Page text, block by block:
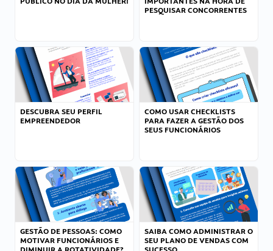
PESQUISAR CONCORRENTES
DESCUBRA SEU PERFIL
EMPREENDEDOR
COMO USAR CHECKLISTS
PARA FAZER A GESTÃO DOS
SEUS FUNCIONÁRIOS
GESTÃO DE PESSOAS: COMO
MOTIVAR FUNCIONÁRIOS E
SAIBA COMO ADMINISTRAR O
SEU PLANO DE VENDAS COM